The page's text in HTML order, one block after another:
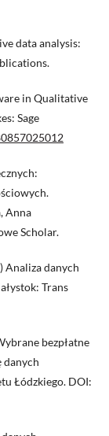
data analysis:
in Qualitative
Sage
Anna
Scholar.
Analiza danych
Trans
bezpłatne
danych
Łódzkiego. DOI: